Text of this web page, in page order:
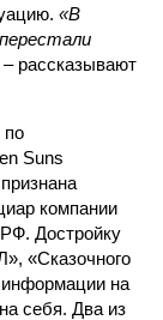
«В
– рассказывают
по
Suns
компании
Достройку
«Сказочного
информации на
себя. Два из